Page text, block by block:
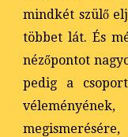
mindkét szülő
többet lát. És
nézőpontot
pedig a